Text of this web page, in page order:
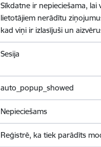
Sīkdatne ir nepieciešama, lai
lietotājiem nerādītu
kad viņi ir izlasījuši un
Sesija
auto_popup_showed
Nepieciešams
Reģistrē, ka tiek parādīts